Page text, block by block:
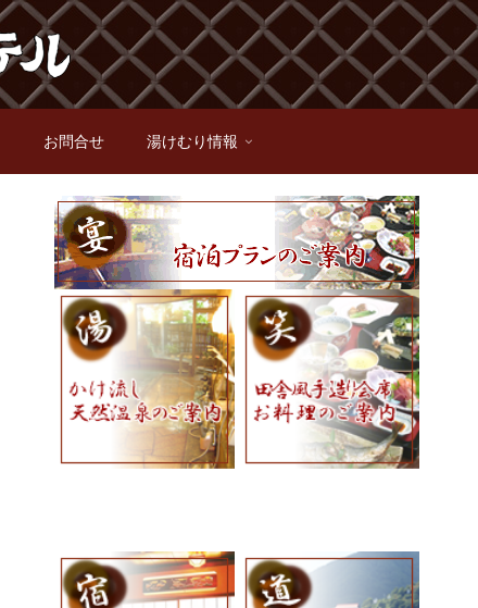
お問合せ 湯けむり情報